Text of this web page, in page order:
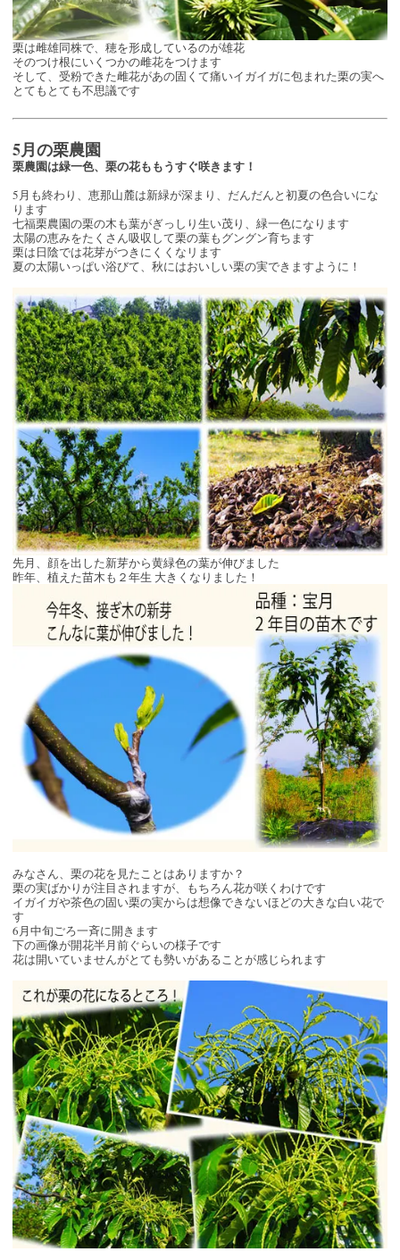
栗は雌雄同株で、穂を形成しているのが雄花
そのつけ根にいくつかの雌花をつけます
そして、受粉できた雌花があの固くて痛いイガイガに包まれた栗の実へ
とてもとても不思議です
5月の栗農園
栗農園は緑一色、栗の花ももうすぐ咲きます！
5月も終わり、恵那山麓は新緑が深まり、だんだんと初夏の色合いにな
ります
七福栗農園の栗の木も葉がぎっしり生い茂り、緑一色になります
太陽の恵みをたくさん吸収して栗の葉もグングン育ちます
栗は日陰では花芽がつきにくくなリます
夏の太陽いっぱい浴びて、秋にはおいしい栗の実できますように！
先月、顔を出した新芽から黄緑色の葉が伸びました
昨年、植えた苗木も２年生 大きくなりました！
みなさん、栗の花を見たことはありますか？
栗の実ばかりが注目されますが、もちろん花が咲くわけです
イガイガや茶色の固い栗の実からは想像できないほどの大きな白い花で
す
6月中旬ごろ一斉に開きます
下の画像が開花半月前ぐらいの様子です
花は開いていませんがとても勢いがあることが感じられます